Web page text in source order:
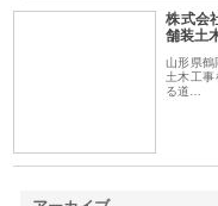
株式会
舗装土
山形県鶴
土木工事
る道…